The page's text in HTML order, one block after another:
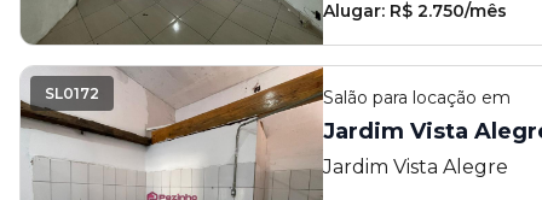
Alugar: R$ 2.750/mês
SL0172 Salão para locação em
Jardim Vista
Jardim Vista Alegre